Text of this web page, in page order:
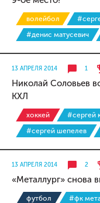
волейбол
#денис матусевич
13 АПРЕЛЯ 2014 1
Николай Соловьев
КХЛ
хоккей #сергей
#сергей шепелев
13 АПРЕЛЯ 2014 2
«Металлург» снова
футбол #фк